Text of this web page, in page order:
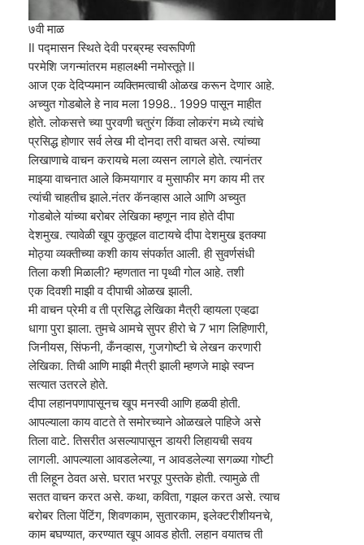
७वी माळ
Il पद्मासन स्थिते देवी परब्रम्ह स्वरूपिणी
परमेशि जगन्मांतरम महालक्ष्मी नमोस्तूते ll
आज एक देदिप्यमान व्यक्तिमत्वाची ओळख करून देणार आहे.
अच्युत गोडबोले हे नाव मला 1998.. 1999 पासून माहीत
होते. लोकसत्ते च्या पुरवणी चतुरंग किंवा लोकरंग मध्ये त्यांचे
प्रसिद्ध होणार सर्व लेख मी दोनदा तरी वाचत असे. त्यांच्या
लिखाणाचे वाचन करायचे मला व्यसन लागले होते. त्यानंतर
माझ्या वाचनात आले किमयागार व मुसाफीर मग काय मी तर
त्यांची चाहतीच झाले.नंतर कॅनव्हास आले आणि अच्युत
गोडबोले यांच्या बरोबर लेखिका म्हणून नाव होते दीपा
देशमुख. त्यावेळी खूप कुतूहल वाटायचे दीपा देशमुख इतक्या
मोठ्या व्यक्तीच्या कशी काय संपर्कात आली. ही सुवर्णसंधी
तिला कशी मिळाली? म्हणतात ना पृथ्वी गोल आहे. तशी
एक दिवशी माझी व दीपाची ओळख झाली.
मी वाचन प्रेमी व ती प्रसिद्ध लेखिका मैत्री व्हायला एव्हढा
धागा पुरा झाला. तुमचे आमचे सुपर हीरो चे 7 भाग लिहिणारी,
जिनीयस, सिंफनी, कँनव्हास, गुजगोष्टी चे लेखन करणारी
लेखिका. तिची आणि माझी मैत्री झाली म्हणजे माझे स्वप्न
सत्यात उतरले होते.
दीपा लहानपणापासूनच खूप मनस्वी आणि हळवी होती.
आपल्याला काय वाटते ते समोरच्याने ओळखले पाहिजे असे
तिला वाटे. तिसरीत असल्यापासून डायरी लिहायची सवय
लागली. आपल्याला आवडलेल्या, न आवडलेल्या सगळ्या गोष्टी
ती लिहून ठेवत असे. घरात भरपूर पुस्तके होती. त्यामुळे ती
सतत वाचन करत असे. कथा, कविता, गझल करत असे. त्याच
बरोबर तिला पेंटिंग, शिवणकाम, सुतारकाम, इलेक्टरीशीयनचे,
काम बघण्यात, करण्यात खूप आवड होती. लहान वयातच ती